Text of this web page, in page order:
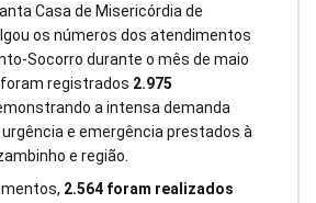
Casa de Misericórdia de
os números dos atendimentos
Socorro durante o mês de maio
registrados 2.975
a intensa demanda
e emergência prestados à
e região.
2.564 foram realizados